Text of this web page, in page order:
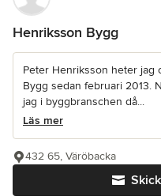
Henriksson Bygg
Peter Henriksson heter jag
Bygg sedan februari 2013.
jag i byggbranschen då...
Läs mer
432 65, Väröbacka